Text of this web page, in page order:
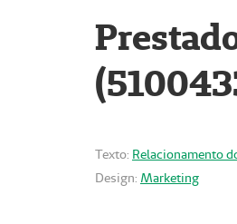
Texto: Relacionamento
Design: Marketing